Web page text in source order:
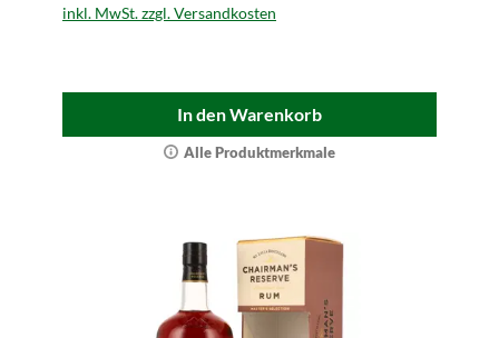
inkl. MwSt. zzgl. Versandkosten
In den Warenkorb
Alle Produktmerkmale